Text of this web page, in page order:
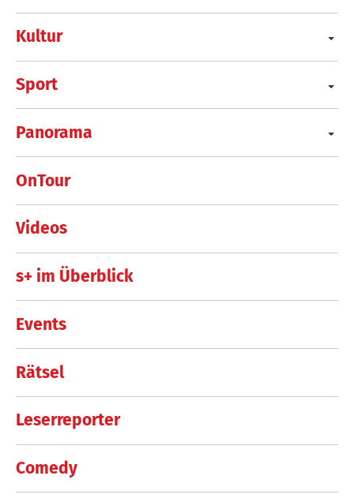
Kultur
Sport
Panorama
OnTour
Videos
s+ im Überblick
Events
Rätsel
Leserreporter
Comedy